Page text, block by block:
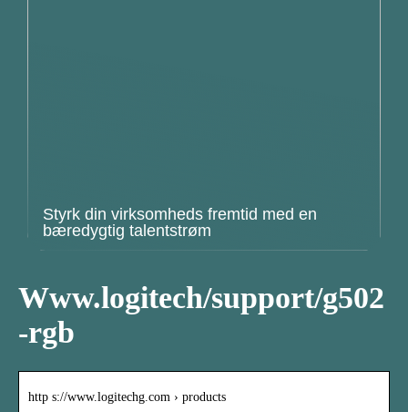
Styrk din virksomheds fremtid med en
bæredygtig talentstrøm
Www.logitech/support/g502
-rgb
http s://www.logitechg.com › products